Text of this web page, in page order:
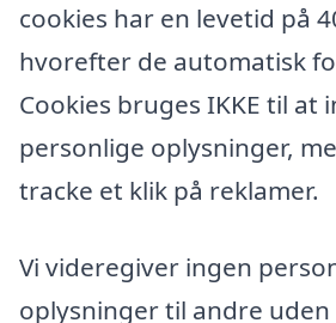
cookies har en levetid på
hvorefter de automatisk
Cookies bruges IKKE til at
personlige oplysninger,
tracke et klik på reklamer.
Vi videregiver ingen
oplysninger til andre uden